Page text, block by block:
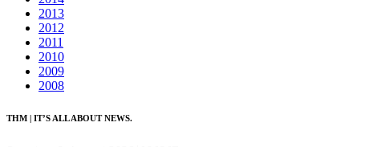
2013
2012
2011
2010
2009
2008
THM | IT’S ALL ABOUT NEWS.